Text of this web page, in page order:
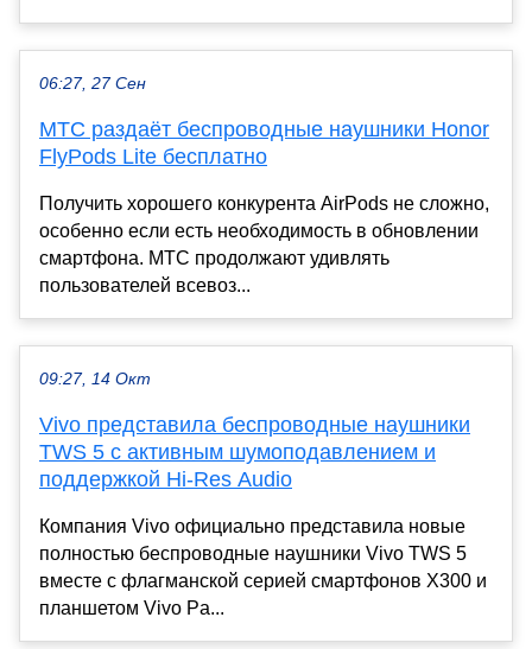
06:27, 27 Сен
МТС раздаёт беспроводные наушники Honor
FlyPods Lite бесплатно
Получить хорошего конкурента AirPods не сложно,
особенно если есть необходимость в обновлении
смартфона. МТС продолжают удивлять
пользователей всевоз...
09:27, 14 Окт
Vivo представила беспроводные наушники
TWS 5 с активным шумоподавлением и
поддержкой Hi-Res Audio
Компания Vivo официально представила новые
полностью беспроводные наушники Vivo TWS 5
вместе с флагманской серией смартфонов X300 и
планшетом Vivo Pa...